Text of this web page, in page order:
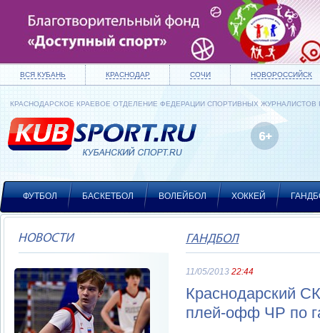
ВСЯ КУБАНЬ КРАСНОДАР СОЧИ НОВОРОССИЙСК
КРАСНОДАРСКОЕ КРАЕВОЕ ОТДЕЛЕНИЕ ФЕДЕРАЦИИ СПОРТИВНЫХ ЖУРНАЛИСТОВ
ФУТБОЛ БАСКЕТБОЛ ВОЛЕЙБОЛ ХОККЕЙ
НОВОСТИ ГАНДБОЛ
11/05/2013 22:44
Краснодарский
плей-офф ЧР по